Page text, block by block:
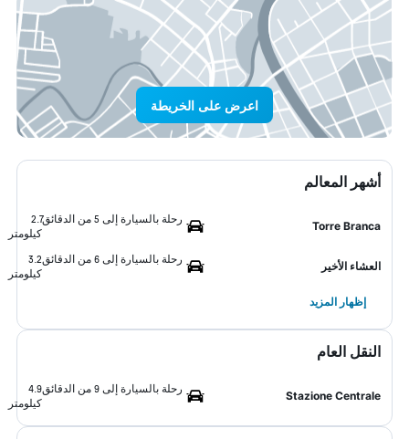
اعرض على الخريطة
أشهر المعالم
Torre Branca
رحلة بالسيارة إلى 5 من الدقائق
2.7
كيلومتر
العشاء الأخير
رحلة بالسيارة إلى 6 من الدقائق
3.2
كيلومتر
إظهار المزيد
النقل العام
Stazione Centrale
رحلة بالسيارة إلى 9 من الدقائق
4.9
كيلومتر